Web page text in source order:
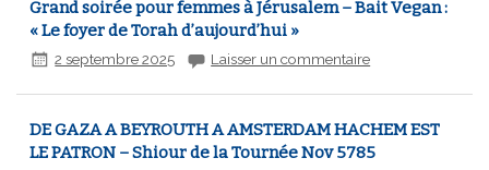
Grand soirée pour femmes à Jérusalem – Bait Vegan :
« Le foyer de Torah d’aujourd’hui »
2 septembre 2025 Laisser un commentaire
DE GAZA A BEYROUTH A AMSTERDAM HACHEM EST
LE PATRON – Shiour de la Tournée Nov 5785